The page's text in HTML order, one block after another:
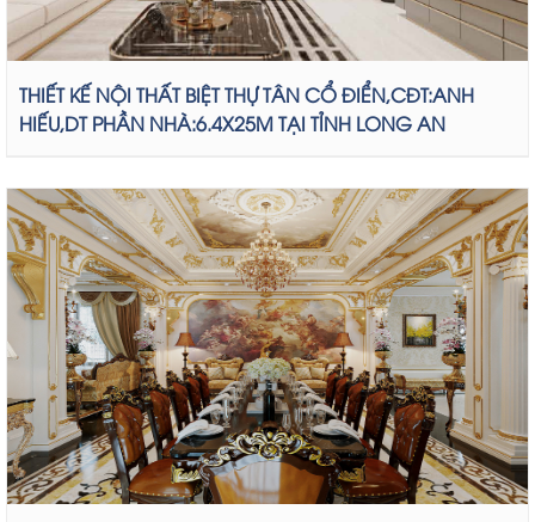
THIẾT KẾ NỘI THẤT BIỆT THỰ TÂN CỔ ĐIỂN,CĐT:ANH
HIẾU,DT PHẦN NHÀ:6.4X25M TẠI TỈNH LONG AN